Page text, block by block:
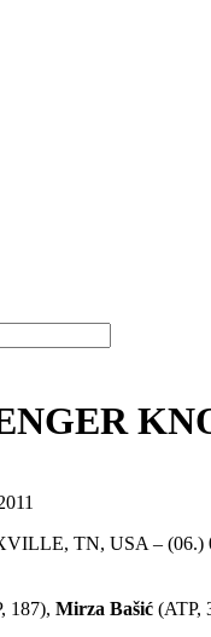
TN, USA – (06.)
187), Mirza Bašić (ATP,